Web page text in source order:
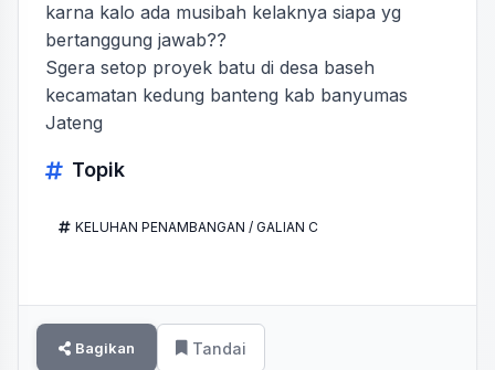
karna kalo ada musibah kelaknya siapa yg
bertanggung jawab??
Sgera setop proyek batu di desa baseh
kecamatan kedung banteng kab banyumas
Jateng
Topik
KELUHAN PENAMBANGAN / GALIAN C
Bagikan Tandai